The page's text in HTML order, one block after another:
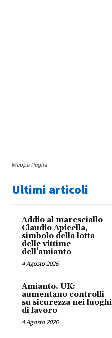
Mappa Puglia
Ultimi articoli
Addio al maresciallo
Claudio Apicella,
simbolo della lotta
delle vittime
dell’amianto
4 Agosto 2026
Amianto, UK:
aumentano controlli
su sicurezza nei luoghi
di lavoro
4 Agosto 2026